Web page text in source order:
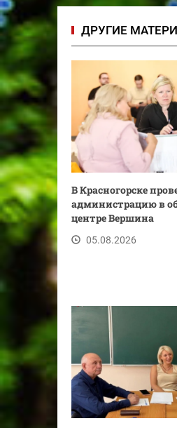
ДРУГИЕ
В Красногорске
администрацию в
центре Вершина
05.08.2026